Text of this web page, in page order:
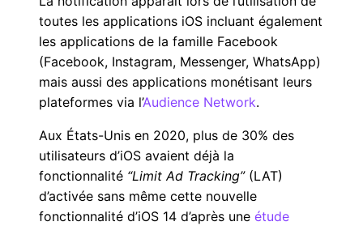
toutes les applications iOS incluant également
les applications de la famille Facebook
(Facebook, Instagram, Messenger, WhatsApp)
mais aussi des applications monétisant leurs
plateformes via l’Audience Network.
Aux États-Unis en 2020, plus de 30% des
utilisateurs d’iOS avaient déjà la
fonctionnalité “Limit Ad Tracking” (LAT)
d’activée sans même cette nouvelle
fonctionnalité d’iOS 14 d’après une étude